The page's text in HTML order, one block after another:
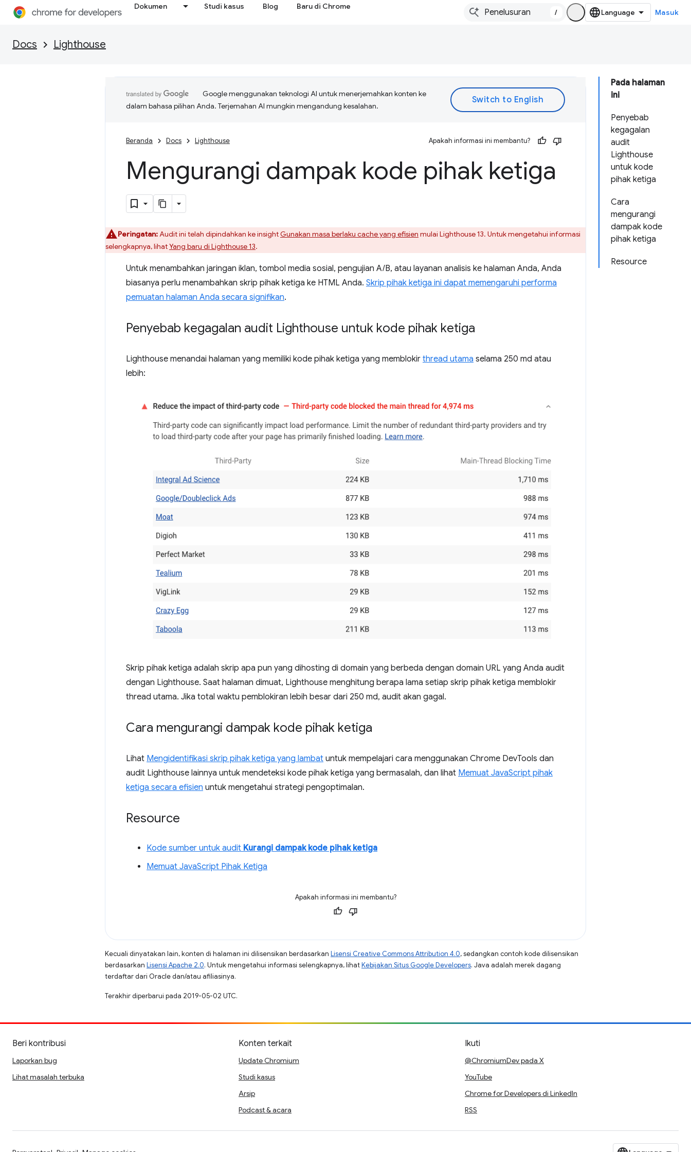
Dokumen Studi kasus Blog Baru di Chrome
/ Masuk
Docs Lighthouse
Pada halaman
ini
Penyebab
kegagalan
audit
Lighthouse
untuk kode
pihak ketiga
Cara
mengurangi
dampak kode
pihak ketiga
Resource
Google menggunakan teknologi AI untuk menerjemahkan konten ke
dalam bahasa pilihan Anda. Terjemahan AI mungkin mengandung kesalahan.
Beranda Docs Lighthouse Apakah informasi ini membantu?
Mengurangi dampak kode pihak ketiga
Peringatan:Audit ini telah dipindahkan ke insightGunakan masa berlaku cache yang efisien mulai Lighthouse 13. Untuk mengetahui informasi
selengkapnya, lihatYang baru di Lighthouse 13.
Untuk menambahkan jaringan iklan, tombol media sosial, pengujian A/B, atau layanan analisis ke halaman Anda, Anda
biasanya perlu menambahkan skrip pihak ketiga ke HTML Anda. Skrip pihak ketiga ini dapat memengaruhi performa
pemuatan halaman Anda secara signifikan.
Penyebab kegagalan audit Lighthouse untuk kode pihak ketiga
Lighthouse menandai halaman yang memiliki kode pihak ketiga yang memblokir thread utama selama 250 md atau
lebih:
Skrip pihak ketiga adalah skrip apa pun yang dihosting di domain yang berbeda dengan domain URL yang Anda audit
dengan Lighthouse. Saat halaman dimuat, Lighthouse menghitung berapa lama setiap skrip pihak ketiga memblokir
thread utama. Jika total waktu pemblokiran lebih besar dari 250 md, audit akan gagal.
Cara mengurangi dampak kode pihak ketiga
Lihat Mengidentifikasi skrip pihak ketiga yang lambat untuk mempelajari cara menggunakan Chrome DevTools dan
audit Lighthouse lainnya untuk mendeteksi kode pihak ketiga yang bermasalah, dan lihat Memuat JavaScript pihak
ketiga secara efisien untuk mengetahui strategi pengoptimalan.
Resource
Kode sumber untuk audit Kurangi dampak kode pihak ketiga
Memuat JavaScript Pihak Ketiga
Apakah informasi ini membantu?
Kecuali dinyatakan lain, konten di halaman ini dilisensikan berdasarkan Lisensi Creative Commons Attribution 4.0, sedangkan contoh kode dilisensikan
berdasarkan Lisensi Apache 2.0. Untuk mengetahui informasi selengkapnya, lihatKebijakan Situs Google Developers. Java adalah merek dagang
terdaftar dari Oracle dan/atau afiliasinya.
Terakhir diperbarui pada 2019-05-02 UTC.
Beri kontribusi
Laporkan bug
Lihat masalah terbuka
Konten terkait
Update Chromium
Studi kasus
Arsip
Podcast & acara
Ikuti
@ChromiumDev pada X
YouTube
Chrome for Developers di LinkedIn
RSS